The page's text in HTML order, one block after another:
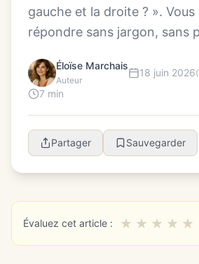
gauche et la droite ? ». Vous
répondre sans jargon, sans
Éloïse Marchais
Auteur
18 juin 2026
7 min
Partager Sauvegarder
Évaluez cet article : ★ ★ ★ ★ ★